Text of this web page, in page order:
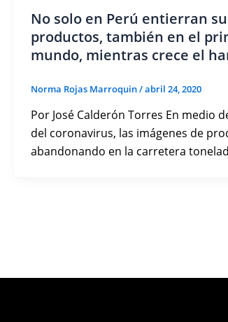
No solo en Perú entierran
productos, también en el
mundo, mientras crece el
Norma Rojas Marroquin/abril 24, 2020
Por José Calderón Torres En medio
del coronavirus, las imágenes de
abandonando en la carretera